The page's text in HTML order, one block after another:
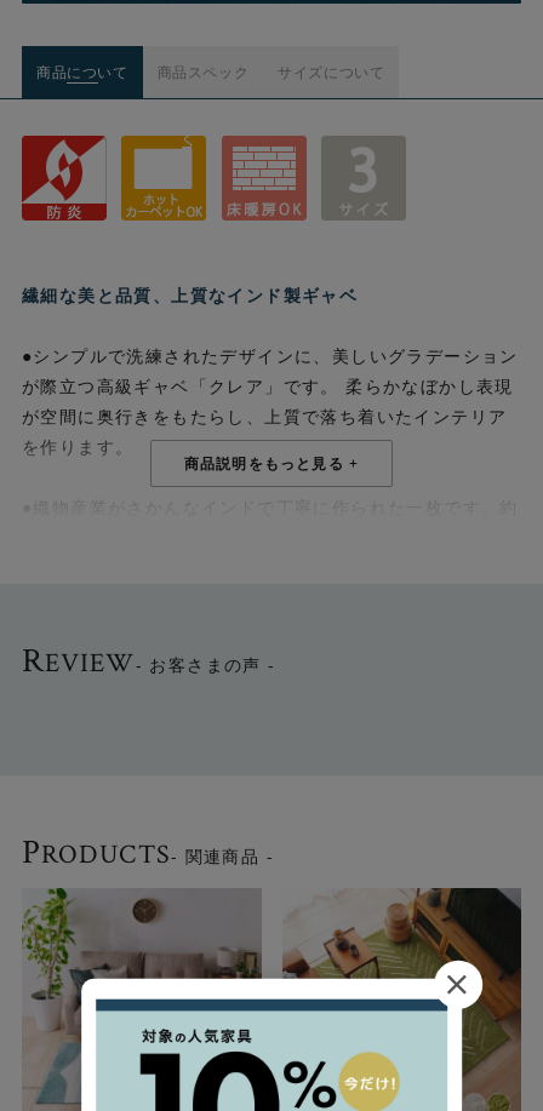
商品について 商品スペック サイズについて
繊細な美と品質、上質なインド製ギャベ
●シンプルで洗練されたデザインに、美しいグラデーション
が際立つ高級ギャベ「クレア」です。 柔らかなぼかし表現
が空間に奥行きをもたらし、上質で落ち着いたインテリア
を作ります。
●織物産業がさかんなインドで丁寧に作られた一枚です。約
性により、冬場はもちろん、 夏も涼しく季節を問わず快適
●＜オレンジ＞＜ブルー＞＜グリーン＞の3色・各2サイズ
展開。 メインラグからアクセントまで用途に合わせてお選
びいただけます。
REVIEW- お客さまの声 -
PRODUCTS- 関連商品 -